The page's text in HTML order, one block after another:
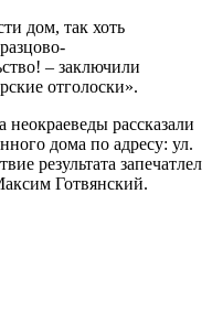
дом, так хоть
– заключили
отголоски».
рассказали
дома по адресу: ул.
результата запечатлел
Готвянский.